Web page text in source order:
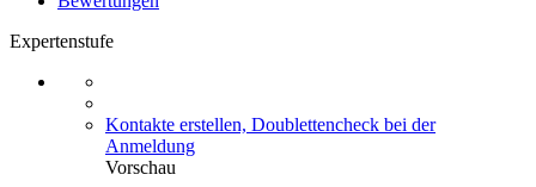
Expertenstufe
Kontakte erstellen, Doublettencheck bei der
Anmeldung
Vorschau